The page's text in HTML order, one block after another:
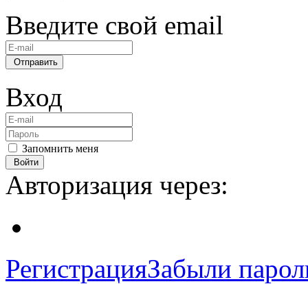
Введите свой email
Отправить
Вход
Запомнить меня
Войти
Авторизация через:
РегистрацияЗабыли